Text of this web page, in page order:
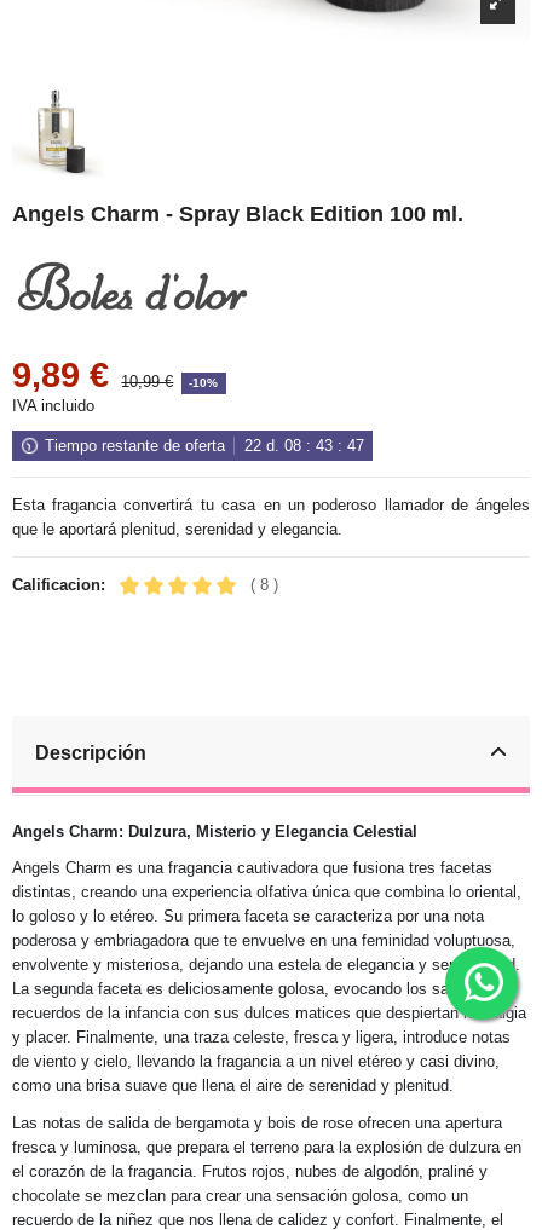
Angels Charm - Spray Black Edition 100 ml.
9,89 € 10,99 € -10%
IVA incluido
Tiempo restante de oferta 22d. 08: 43: 47
Esta fragancia convertirá tu casa en un poderoso llamador de ángeles
que le aportará plenitud, serenidad y elegancia.
Calificacion: ( 8 )
Descripción
Angels Charm: Dulzura, Misterio y Elegancia Celestial
Angels Charm es una fragancia cautivadora que fusiona tres facetas
distintas, creando una experiencia olfativa única que combina lo oriental,
lo goloso y lo etéreo. Su primera faceta se caracteriza por una nota
poderosa y embriagadora que te envuelve en una feminidad voluptuosa,
envolvente y misteriosa, dejando una estela de elegancia y sensualidad.
La segunda faceta es deliciosamente golosa, evocando los sabores y
recuerdos de la infancia con sus dulces matices que despiertan nostalgia
y placer. Finalmente, una traza celeste, fresca y ligera, introduce notas
de viento y cielo, llevando la fragancia a un nivel etéreo y casi divino,
como una brisa suave que llena el aire de serenidad y plenitud.
Las notas de salida de bergamota y bois de rose ofrecen una apertura
fresca y luminosa, que prepara el terreno para la explosión de dulzura en
el corazón de la fragancia. Frutos rojos, nubes de algodón, praliné y
chocolate se mezclan para crear una sensación golosa, como un
recuerdo de la niñez que nos llena de calidez y confort. Finalmente, el